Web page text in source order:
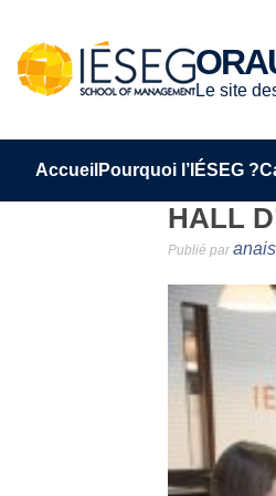
contenu
Le site
Accueil Pourquoi l’IÉSEG ?
HALL
Publié par